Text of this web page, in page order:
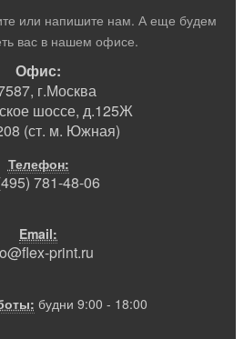
или напишите нам. А еще будем
вас в нашем офисе.
Офис:
г.Москва
шоссе, д.125Ж
(ст. м. Южная)
Телефон:
781-48-06
Email:
print.ru
будни 9:00 - 18:00